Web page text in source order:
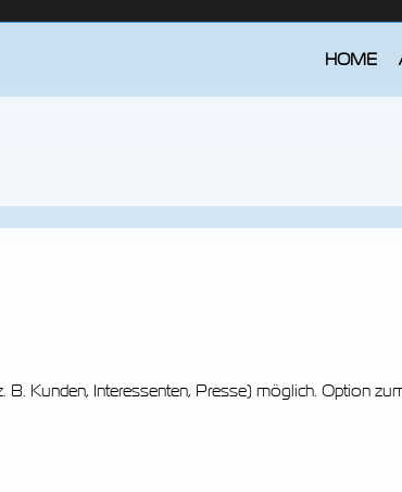
HOME
B. Kunden, Interessenten, Presse) möglich. Option